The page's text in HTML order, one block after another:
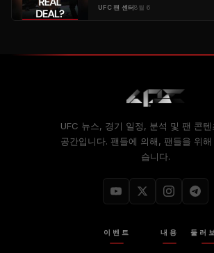
UFC 팬 센터8월 6
UFC 뉴스, 경기 일정, 분석 및 팬 콘
공간입니다. 팬들에 의해, 팬들을 위해
습니다.
이벤트 내용 둘러